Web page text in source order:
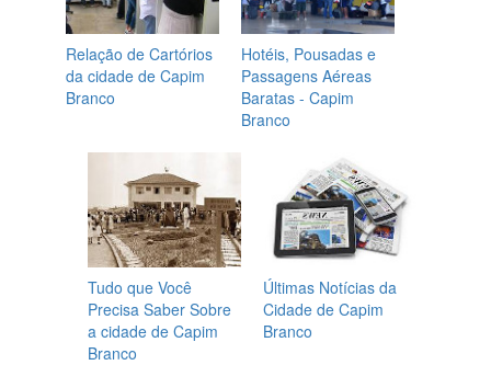
Relação de Cartórios
da cidade de Capim
Branco
Hotéis, Pousadas e
Passagens Aéreas
Baratas - Capim
Branco
Tudo que Você
Precisa Saber Sobre
a cidade de Capim
Branco
Últimas Notícias da
Cidade de Capim
Branco